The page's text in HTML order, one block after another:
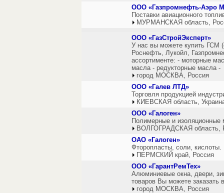
ООО «Газпромнефть-Аэро
Поставки авиационного
МУРМАНСКАЯ область,
ООО «ГазСтройЭксперт»
У нас вы можете купить ГСМ
Роснефть, Лукойл,
ассортименте: - моторные
масла - редукторные масла -
город МОСКВА, Россия
ООО «Галев ЛТД»
Торговля продукцией
КИЕВСКАЯ область,
ООО «Галоген»
Полимерные и изоляционные
ВОЛГОГРАДСКАЯ область,
ОАО «Галоген»
Фторопласты, соли, кислоты.
ПЕРМСКИЙ край, Россия
ООО «ГарантРемТех»
Алюминиевые окна, двери,
товаров Вы можете заказать
город МОСКВА, Россия